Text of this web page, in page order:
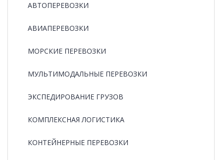
АВТОПЕРЕВОЗКИ
АВИАПЕРЕВОЗКИ
МОРСКИЕ ПЕРЕВОЗКИ
МУЛЬТИМОДАЛЬНЫЕ ПЕРЕВОЗКИ
ЭКСПЕДИРОВАНИЕ ГРУЗОВ
КОМПЛЕКСНАЯ ЛОГИСТИКА
КОНТЕЙНЕРНЫЕ ПЕРЕВОЗКИ